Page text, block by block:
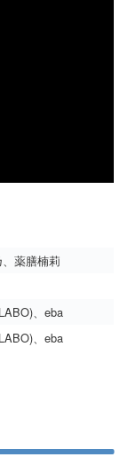
薬膳楠莉
、eba
、eba